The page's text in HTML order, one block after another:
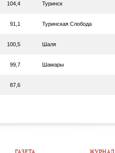
104,4 Туринск
91,1 Туринская Слобода
100,5 Шаля
99,7 Шамары
87,6